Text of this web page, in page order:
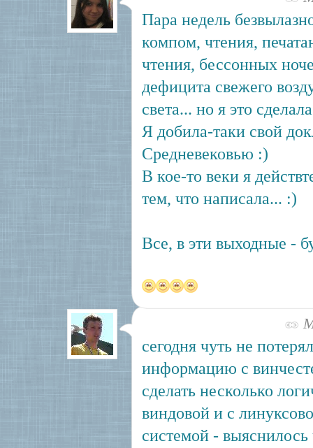
Пара недель
компом, чтения,
чтения, бессонных
дефицита свежего
света... но я это
Я добила-таки свой
Средневековью :)
В кое-то веки я
тем, что написала... :)
Все, в эти выходные -
сегодня чуть не
информацию с
сделать несколько
виндовой и с
системой - выяснилось